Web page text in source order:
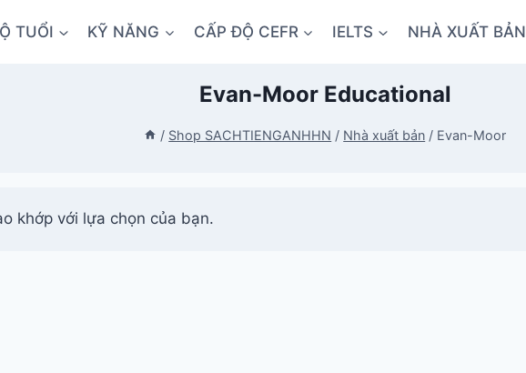
TUỔI KỸ NĂNG CẤP ĐỘ CEFR IELTS NHÀ XUẤT BẢN
Evan-Moor Educational
/ Shop SACHTIENGANHHN / Nhà xuất bản / Evan-Moor
khớp với lựa chọn của bạn.